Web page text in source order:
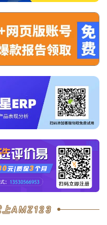
上AMZ123